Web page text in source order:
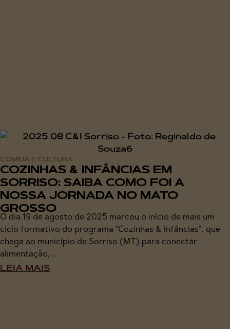
COMIDA E CULTURA
COZINHAS & INFÂNCIAS EM
SORRISO: SAIBA COMO FOI A
NOSSA JORNADA NO MATO
GROSSO
O dia 19 de agosto de 2025 marcou o início de mais um
ciclo formativo do programa “Cozinhas & Infâncias“, que
chega ao município de Sorriso (MT) para conectar
alimentação,...
LEIA MAIS